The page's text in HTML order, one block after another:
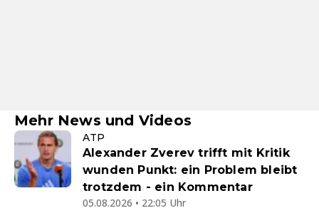
Mehr News und Videos
ATP
Alexander Zverev trifft mit Kritik
wunden Punkt: ein Problem bleibt
trotzdem - ein Kommentar
05.08.2026 • 22:05 Uhr